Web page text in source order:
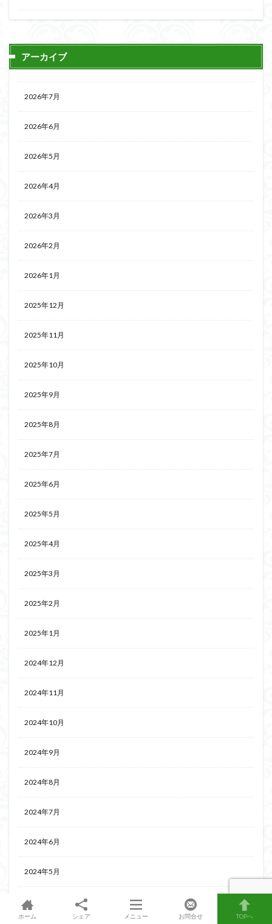
アーカイブ
2026年7月
2026年6月
2026年5月
2026年4月
2026年3月
2026年2月
2026年1月
2025年12月
2025年11月
2025年10月
2025年9月
2025年8月
2025年7月
2025年6月
2025年5月
2025年4月
2025年3月
2025年2月
2025年1月
2024年12月
2024年11月
2024年10月
2024年9月
2024年8月
2024年7月
2024年6月
2024年5月
2024年4月
ホーム シェア メニュー お問合せ TOPへ